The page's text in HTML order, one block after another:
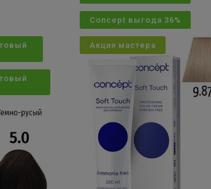
Concept выгода 36%
Акция мастера